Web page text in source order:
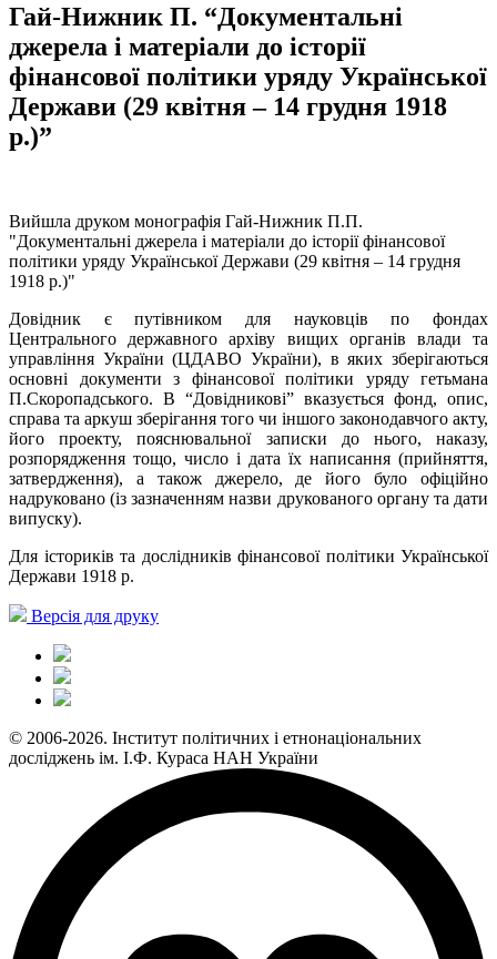
Гай-Нижник П. “Документальні
джерела і матеріали до історії
фінансової політики уряду Української
Держави (29 квітня – 14 грудня 1918
р.)”
Вийшла друком монографія Гай-Нижник П.П.
"Документальні джерела і матеріали до історії фінансової
політики уряду Української Держави (29 квітня – 14 грудня
1918 р.)"
Довідник є путівником для науковців по фондах
Центрального державного архіву вищих органів влади та
управління України (ЦДАВО України), в яких зберігаються
основні документи з фінансової політики уряду гетьмана
П.Скоропадського. В “Довідникові” вказується фонд, опис,
справа та аркуш зберігання того чи іншого законодавчого акту,
його проекту, пояснювальної записки до нього, наказу,
розпорядження тощо, число і дата їх написання (прийняття,
затвердження), а також джерело, де його було офіційно
надруковано (із зазначенням назви друкованого органу та дати
випуску).
Для істориків та дослідників фінансової політики Української
Держави 1918 р.
Версія для друку
© 2006-2026. Інститут політичних і етнонаціональних
досліджень ім. І.Ф. Кураса НАН України